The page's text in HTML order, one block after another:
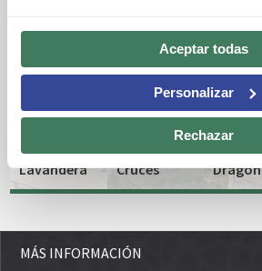
Aceptar todas
Personalizar
Rechazar
El
Pórtico
de la
Lavandera
Cruces
Dragón
MÁS INFORMACIÓN